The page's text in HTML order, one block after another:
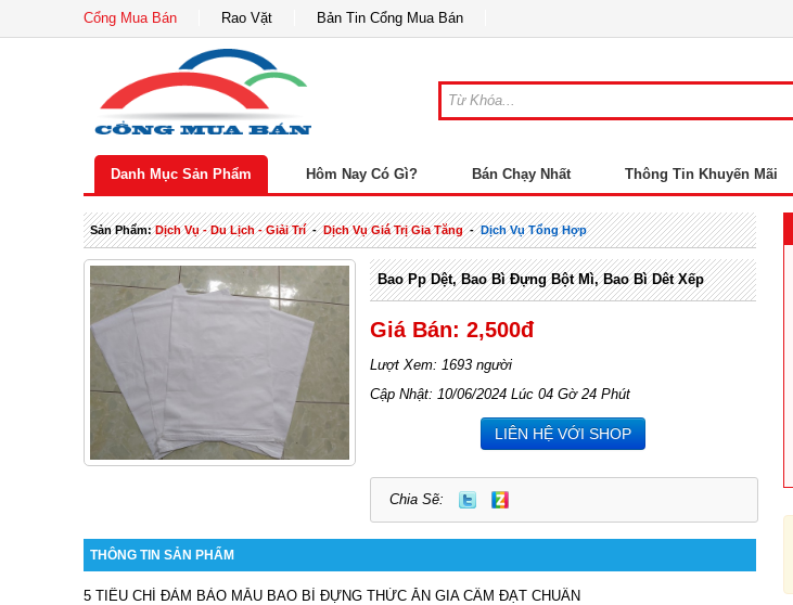
Cổng Mua Bán Rao Vặt Bản Tin Cổng Mua Bán
Danh Mục Sản Phẩm Hôm Nay Có Gì? Bán Chạy Nhất Thông Tin Khuyến Mãi
Sản Phẩm:Dịch Vụ - Du Lịch - Giải Trí-Dịch Vụ Giá Trị Gia Tăng-Dịch Vụ Tổng Hợp
Bao Pp Dệt, Bao Bì Đựng Bột Mì, Bao Bì Dêt Xếp
Giá Bán: 2,500đ
Lượt Xem: 1693 người
Cập Nhật: 10/06/2024 Lúc 04 Gờ 24 Phút
LIÊN HỆ VỚI SHOP
Chia Sẽ:
THÔNG TIN SẢN PHẨM
5 TIÊU CHÍ ĐẢM BẢO MẪU BAO BÌ ĐỰNG THỨC ĂN GIA CẦM ĐẠT CHUẨN